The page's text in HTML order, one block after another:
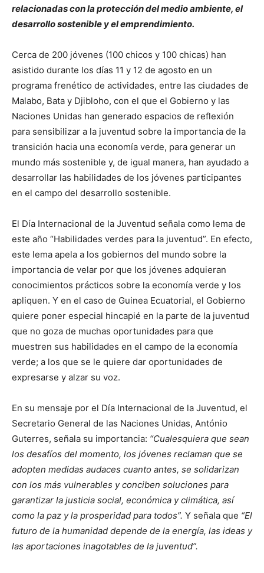
relacionadas con la protección del medio ambiente, el
desarrollo sostenible y el emprendimiento.
Cerca de 200 jóvenes (100 chicos y 100 chicas) han
asistido durante los días 11 y 12 de agosto en un
programa frenético de actividades, entre las ciudades de
Malabo, Bata y Djibloho, con el que el Gobierno y las
Naciones Unidas han generado espacios de reflexión
para sensibilizar a la juventud sobre la importancia de la
transición hacia una economía verde, para generar un
mundo más sostenible y, de igual manera, han ayudado a
desarrollar las habilidades de los jóvenes participantes
en el campo del desarrollo sostenible.
El Día Internacional de la Juventud señala como lema de
este año “Habilidades verdes para la juventud”. En efecto,
este lema apela a los gobiernos del mundo sobre la
importancia de velar por que los jóvenes adquieran
conocimientos prácticos sobre la economía verde y los
apliquen. Y en el caso de Guinea Ecuatorial, el Gobierno
quiere poner especial hincapié en la parte de la juventud
que no goza de muchas oportunidades para que
muestren sus habilidades en el campo de la economía
verde; a los que se le quiere dar oportunidades de
expresarse y alzar su voz.
En su mensaje por el Día Internacional de la Juventud, el
Secretario General de las Naciones Unidas, António
Guterres, señala su importancia: “Cualesquiera que sean
los desafíos del momento, los jóvenes reclaman que se
adopten medidas audaces cuanto antes, se solidarizan
con los más vulnerables y conciben soluciones para
garantizar la justicia social, económica y climática, así
como la paz y la prosperidad para todos”. Y señala que “El
futuro de la humanidad depende de la energía, las ideas y
las aportaciones inagotables de la juventud”.